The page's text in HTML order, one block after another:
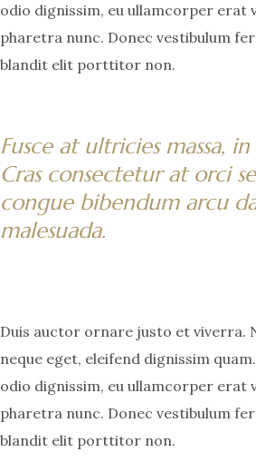
odio dignissim, eu ullamcorper erat
pharetra nunc. Donec vestibulum
blandit elit porttitor non.
Fusce at ultricies massa,
Cras consectetur at orci
congue bibendum arcu
malesuada.
Duis auctor ornare justo et viverra.
neque eget, eleifend dignissim
odio dignissim, eu ullamcorper erat
pharetra nunc. Donec vestibulum
blandit elit porttitor non.